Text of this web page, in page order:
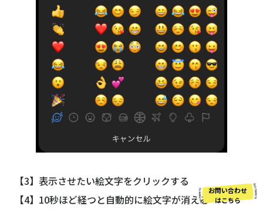
【3】表示させたい絵文字をクリックする
【4】10秒ほど経つと自動的に絵文字が消える
お問い合わせ
はこちら